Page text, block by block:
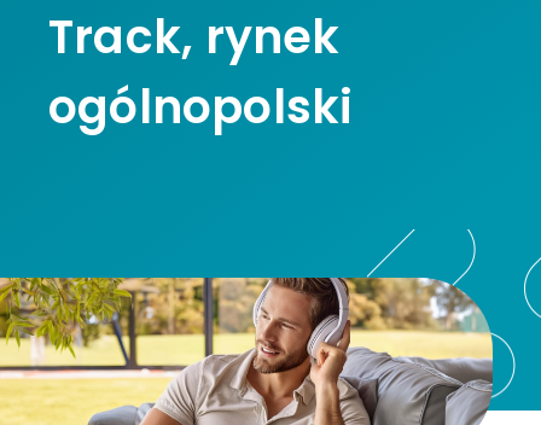
Track, rynek
ogólnopolski